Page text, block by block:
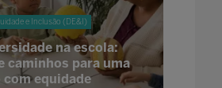
e Inclusão (DE&I)
na escola:
caminhos para uma
com equidade